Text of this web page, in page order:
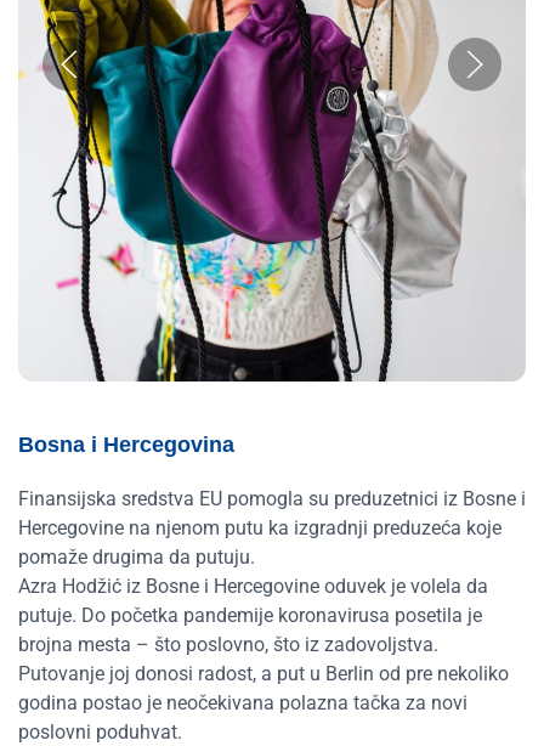
Bosna i Hercegovina
Finansijska sredstva EU pomogla su preduzetnici iz Bosne i
Hercegovine na njenom putu ka izgradnji preduzeća koje
pomaže drugima da putuju.
Azra Hodžić iz Bosne i Hercegovine oduvek je volela da
putuje. Do početka pandemije koronavirusa posetila je
brojna mesta – što poslovno, što iz zadovoljstva.
Putovanje joj donosi radost, a put u Berlin od pre nekoliko
godina postao je neočekivana polazna tačka za novi
poslovni poduhvat.